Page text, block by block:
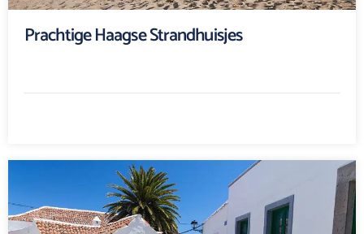
Prachtige Haagse Strandhuisjes